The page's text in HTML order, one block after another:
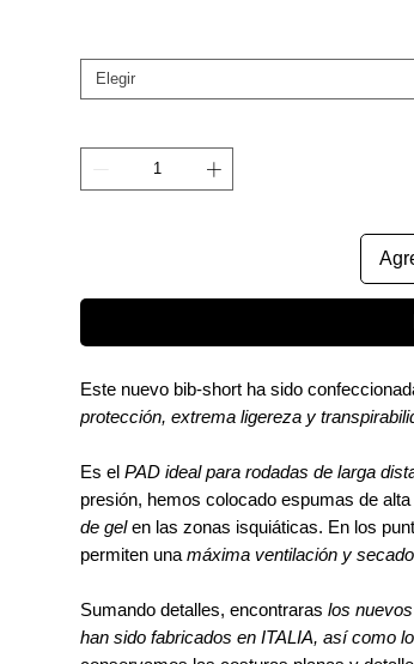
Elegir
Este nuevo bib-short ha sido
protección, extrema ligereza y
Es el PAD ideal para rodadas de larga
presión, hemos colocado espumas de
de gelen las zonas isquiáticas. En los
permiten una máxima ventilación y
Sumando detalles, encontraras los
han sido fabricados en ITALIA, así como